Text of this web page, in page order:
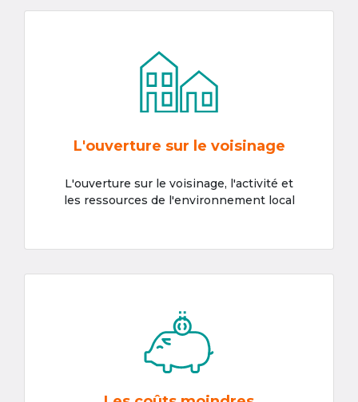
L'ouverture sur le voisinage
L'ouverture sur le voisinage, l'activité et
les ressources de l'environnement local